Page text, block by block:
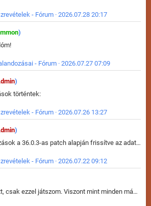
- Fórum · 2026.07.28 20:17
)
- Fórum · 2026.07.27 07:09
)
történtek:
- Fórum · 2026.07.26 13:27
)
Kártya változások a 36.0.3-as patch alapján frissítve az adatbázisban (képek is cserélve).
- Fórum · 2026.07.22 09:12
Amióta bejött, csak ezzel játszom. Viszont mint minden más - akár az alapjáték is, ez is baromira összetett lett. Néha már pár kör után is esélytelen az egész. Vagy irreállisan túltápol valaki, vagy lelép a partner, vagy csak hülye mint a segg. És amikor eljönne az én időm, na akkor jön el mindenki másé is. Engem jobban érdekelne, hogy ki milyen ratingen szokott játszani. Na ez lenne egy érdekes adat.